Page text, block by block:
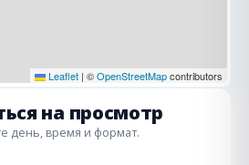
Leaflet | ©OpenStreetMapcontributors
на просмотр
день, время и формат.